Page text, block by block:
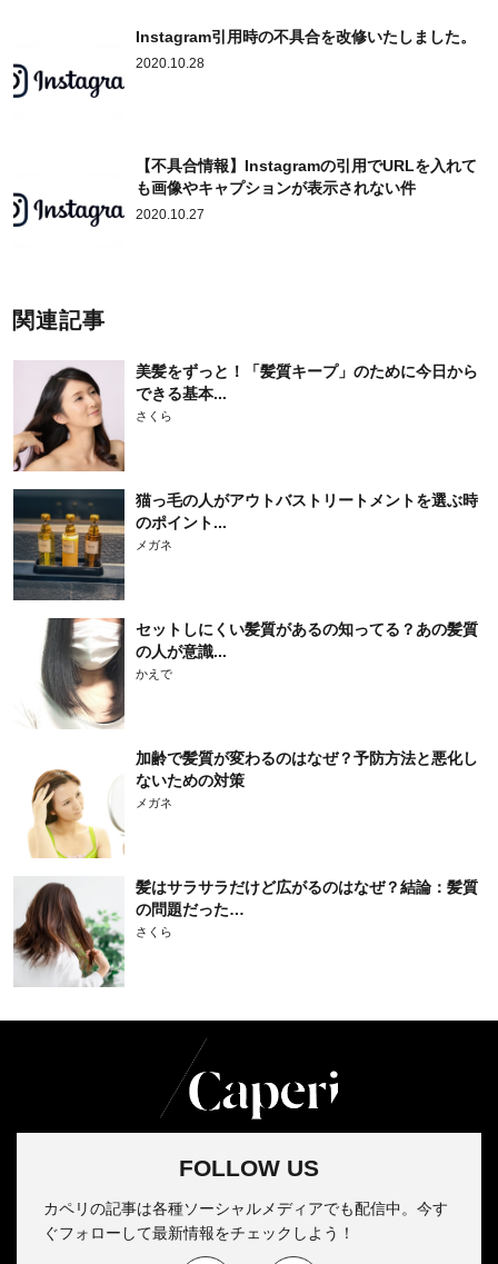
Instagram引用時の不具合を改修いたしました。
2020.10.28
【不具合情報】Instagramの引用でURLを入れて
も画像やキャプションが表示されない件
2020.10.27
関連記事
美髪をずっと！「髪質キープ」のために今日から
できる基本...
さくら
猫っ毛の人がアウトバストリートメントを選ぶ時
のポイント...
メガネ
セットしにくい髪質があるの知ってる？あの髪質
の人が意識...
かえで
加齢で髪質が変わるのはなぜ？予防方法と悪化し
ないための対策
メガネ
髪はサラサラだけど広がるのはなぜ？結論：髪質
の問題だった…
さくら
FOLLOW US
カペリの記事は各種ソーシャルメディアでも配信中。今す
ぐフォローして最新情報をチェックしよう！